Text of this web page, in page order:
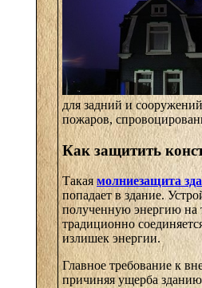
для задний и
пожаров,
Как защитить
Такаямолниезащита
попадает в здание.
полученную энергию на
традиционно
излишек энергии.
Главное требование к
причиняя ущерба